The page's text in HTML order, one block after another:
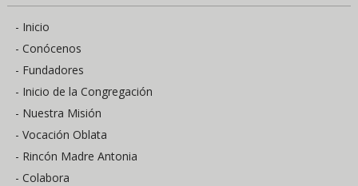
- Inicio
- Conócenos
- Fundadores
- Inicio de la Congregación
- Nuestra Misión
- Vocación Oblata
- Rincón Madre Antonia
- Colabora